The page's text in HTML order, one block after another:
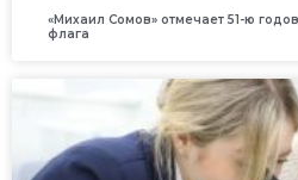
«Михаил Сомов» отмечает 51-ю
флага